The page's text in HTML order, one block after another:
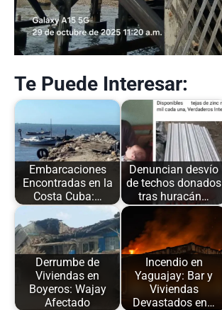
Te Puede Interesar:
Embarcaciones
Encontradas en la
Costa Cuba:…
Denuncian desvío
de techos donados
tras huracán…
Derrumbe de
Viviendas en
Boyeros: Wajay
Afectado
Incendio en
Yaguajay: Bar y
Viviendas
Devastados en…